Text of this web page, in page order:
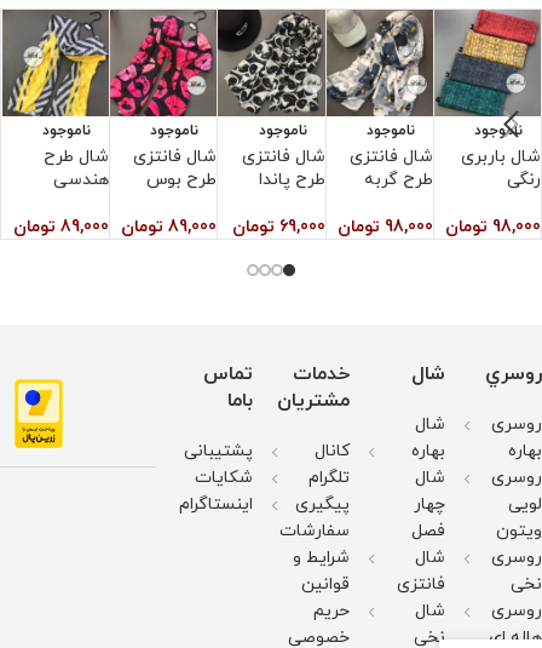
۳. از خشک کن استفاده نشود.
۴. از سفید کننده استفاده نشود.
ناموجود
شال باربری
رنگی
98,000 تومان
ناموجود
شال فانتزی
طرح گربه
98,000 تومان
ناموجود
شال فانتزی
طرح پاندا
69,000 تومان
ناموجود
شال فانتزی
طرح بوس
89,000 تومان
ناموجود
شال طرح
هندسی
89,000 تومان
روسري
روسری
بهاره
روسری
لویی
ویتون
روسری
نخی
روسری
هاله ای
شال
شال
بهاره
شال
چهار
فصل
شال
فانتزی
شال
نخی
خدمات
مشتریان
کانال
تلگرام
پیگیری
سفارشات
شرایط و
قوانین
حریم
خصوصی
تماس
باما
پشتیبانی
شکایات
اینستاگرام